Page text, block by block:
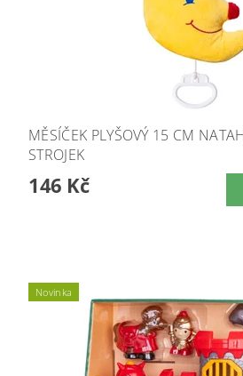
MĚSÍČEK PLYŠOVÝ 15 CM
STROJEK
146 Kč
Novinka